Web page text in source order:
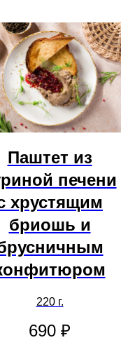
Паштет из
печени
хрустящим
бриошь и
220 г.
690 ₽